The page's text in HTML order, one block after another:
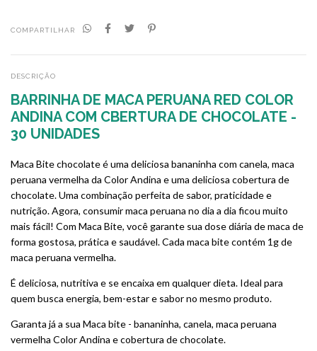
COMPARTILHAR
DESCRIÇÃO
BARRINHA DE MACA PERUANA RED COLOR
ANDINA COM CBERTURA DE CHOCOLATE -
30 UNIDADES
Maca Bite chocolate é uma deliciosa bananinha com canela, maca
peruana vermelha da Color Andina e uma deliciosa cobertura de
chocolate. Uma combinação perfeita de sabor, praticidade e
nutrição. Agora, consumir maca peruana no dia a dia ficou muito
mais fácil! Com Maca Bite, você garante sua dose diária de maca de
forma gostosa, prática e saudável. Cada maca bite contém 1g de
maca peruana vermelha.
É deliciosa, nutritiva e se encaixa em qualquer dieta. Ideal para
quem busca energia, bem-estar e sabor no mesmo produto.
Garanta já a sua Maca bite - bananinha, canela, maca peruana
vermelha Color Andina e cobertura de chocolate.